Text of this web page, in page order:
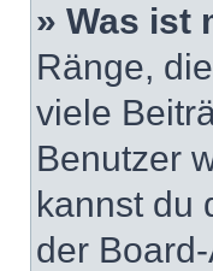
» Was ist
Ränge,
viele
Benutzer
kannst du
der